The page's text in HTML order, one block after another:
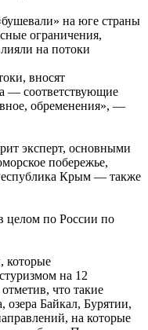
на юге страны
ограничения,
на потоки
вносят
— соответствующие
обременения», —
эксперт, основными
побережье,
Крым — также
целом по России по
которые
на 12
что такие
Байкал, Бурятии,
на которые